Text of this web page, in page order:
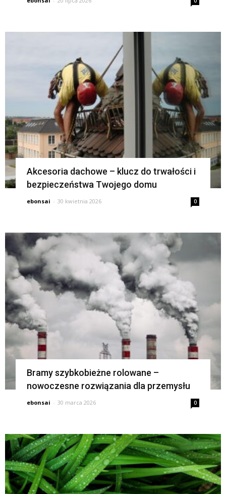
Akcesoria dachowe – klucz do trwałości i
bezpieczeństwa Twojego domu
ebonsai - 30 kwietnia 2026 0
Bramy szybkobieżne rolowane –
nowoczesne rozwiązania dla przemysłu
ebonsai - 30 marca 2026 0